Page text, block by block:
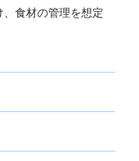
食材の管理を想定